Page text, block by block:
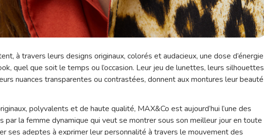
à travers leurs designs originaux, colorés et audacieux, une dose d’énergie
quel que soit le temps ou l’occasion. Leur jeu de lunettes, leurs silhouettes
nuances transparentes ou contrastées, donnent aux montures leur beauté
polyvalents et de haute qualité, MAX&Co est aujourd’hui l’une des
par la femme dynamique qui veut se montrer sous son meilleur jour en toute
ses adeptes à exprimer leur personnalité à travers le mouvement des